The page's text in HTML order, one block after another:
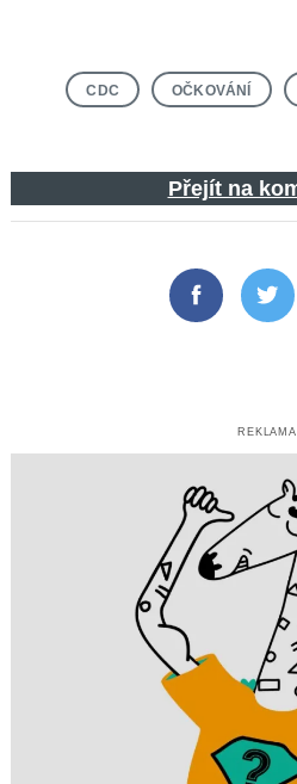
CDC OČKOVÁNÍ
Přejít na
Facebook
REKLAMA